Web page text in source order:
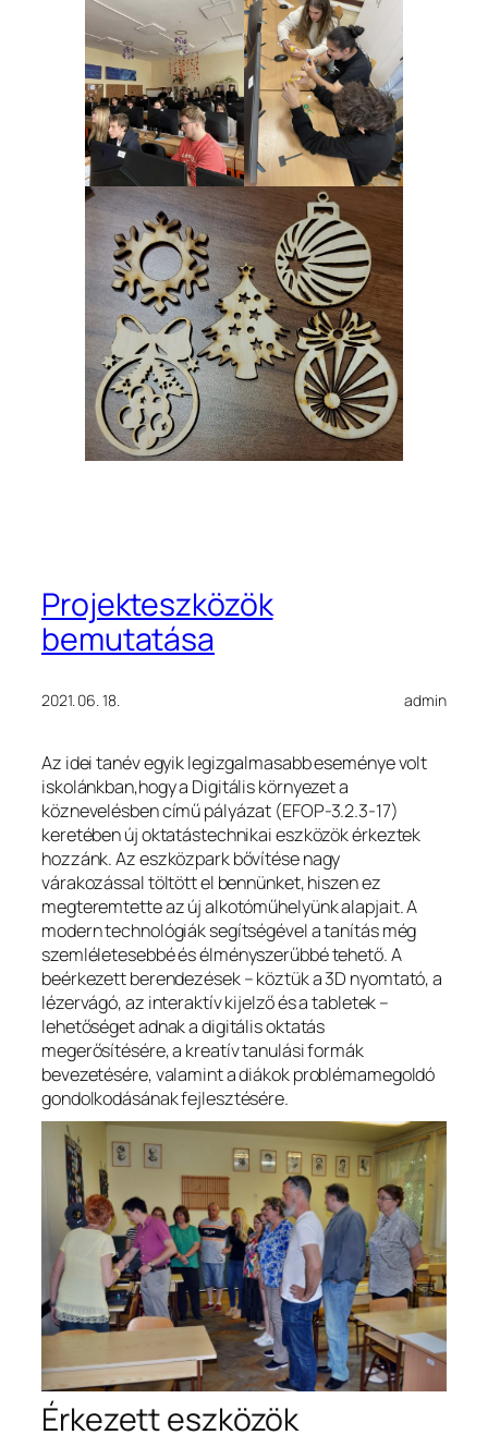
Projekteszközök
bemutatása
2021. 06. 18. admin
Az idei tanév egyik legizgalmasabb eseménye volt
iskolánkban,hogy a Digitális környezet a
köznevelésben című pályázat (EFOP-3.2.3-17)
keretében új oktatástechnikai eszközök érkeztek
hozzánk. Az eszközpark bővítése nagy
várakozással töltött el bennünket, hiszen ez
megteremtette az új alkotóműhelyünk alapjait. A
modern technológiák segítségével a tanítás még
szemléletesebbé és élményszerűbbé tehető. A
beérkezett berendezések – köztük a 3D nyomtató, a
lézervágó, az interaktív kijelző és a tabletek –
lehetőséget adnak a digitális oktatás
megerősítésére, a kreatív tanulási formák
bevezetésére, valamint a diákok problémamegoldó
gondolkodásának fejlesztésére.
Érkezett eszközök